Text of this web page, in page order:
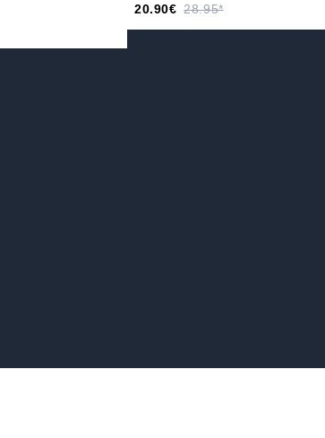
20.90€ 28.95*